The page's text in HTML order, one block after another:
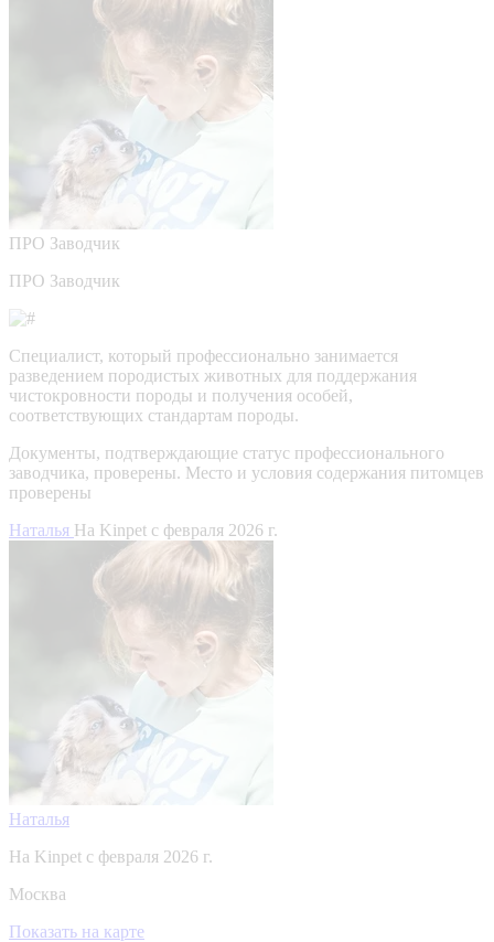
ПРО Заводчик
ПРО Заводчик
Специалист, который профессионально занимается
разведением породистых животных для поддержания
чистокровности породы и получения особей,
соответствующих стандартам породы.
Документы, подтверждающие статус профессионального
заводчика, проверены. Место и условия содержания питомцев
проверены
Наталья На Kinpet c февраля 2026 г.
Наталья
На Kinpet c февраля 2026 г.
Москва
Показать на карте